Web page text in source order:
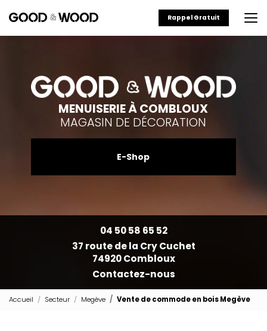
au
principal
Rappel Gratuit
MENUISERIE À COMBLOUX
MAGASIN DE DÉCORATION
E-Shop
04 50 58 65 52
37 route de la Cry Cuchet
74920 Combloux
Contactez-nous
Accueil Secteur Megève Vente de commode en bois Megève